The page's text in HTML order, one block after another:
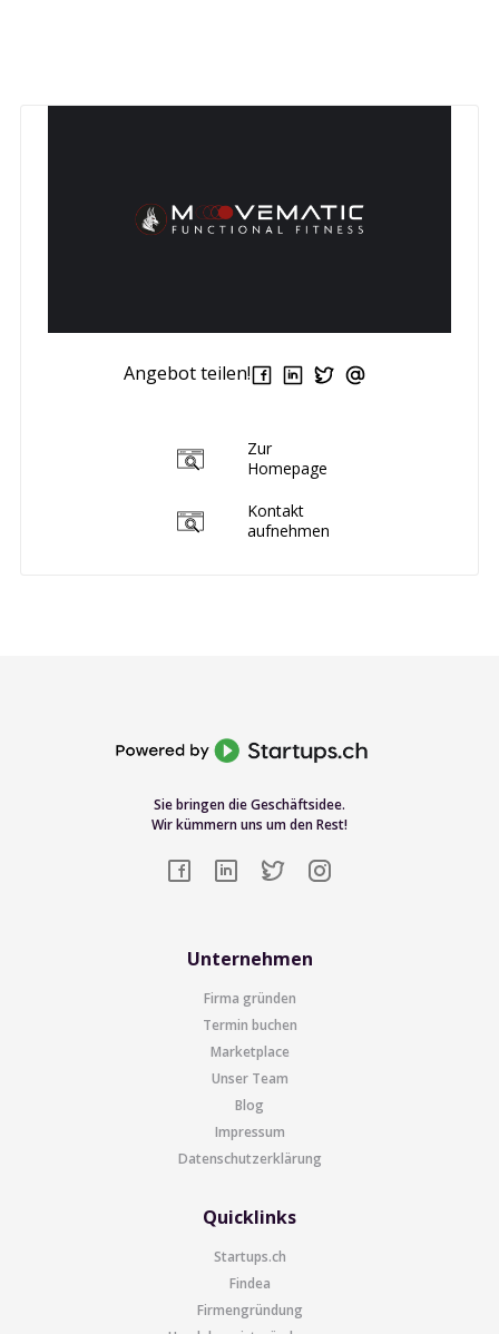
Angebot teilen!
Zur
Homepage
Kontakt
aufnehmen
Sie bringen die Geschäftsidee.
Wir kümmern uns um den Rest!
Unternehmen
Firma gründen
Termin buchen
Marketplace
Unser Team
Blog
Impressum
Datenschutzerklärung
Quicklinks
Startups.ch
Findea
Firmengründung